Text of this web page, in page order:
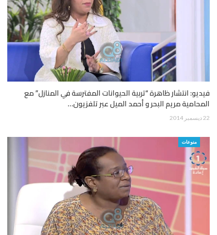
فيديو: انتشار ظاهرة “تربية الحيوانات المفترسة في المنازل” مع
المحامية مريم البحر و أحمد الميل عبر تلفزيون…
22 ديسمبر 2014
منوعات